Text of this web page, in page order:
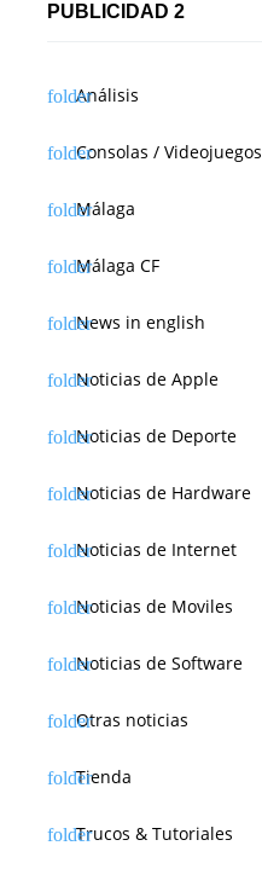
PUBLICIDAD 2
Análisis
Consolas / Videojuegos
Málaga
Málaga CF
News in english
Noticias de Apple
Noticias de Deporte
Noticias de Hardware
Noticias de Internet
Noticias de Moviles
Noticias de Software
Otras noticias
Tienda
Trucos & Tutoriales